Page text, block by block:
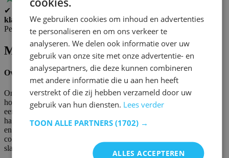
✔ Geverifieerd
klant
Perfect alles binnen gezet door de leverancier
Merkeninformatie
Over Emob Exclusive
Ontdek het ‘Emob Exclusives’-gamma, een unieke collectie
hoogwaardige bedden, exclusief verkrijgbaar bij Emob. Van
eenpersoons- en tweepersoonsbedden tot stapelbedden,
halfhoogslapers en kajuitbedden: elk stuk combineert stijl, comfort
en functionaliteit. Speciaal ontworpen voor Emob, biedt deze
collectie alles wat je nodig hebt voor de perfecte
slaapkamerinrichting.
We gebruiken cookies om inhoud en advertenties
te personaliseren en om ons verkeer te
analyseren. We delen ook informatie over uw
gebruik van onze site met onze advertentie- en
analysepartners, die deze kunnen combineren
met andere informatie die u aan hen heeft
verstrekt of die zij hebben verzameld door uw
gebruik van hun diensten. Lees verder
TOON ALLE PARTNERS (1702) →
ALLES ACCEPTEREN